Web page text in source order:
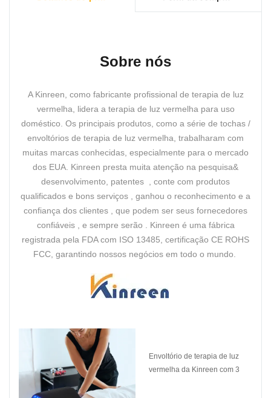
Sobre nós
A Kinreen, como fabricante profissional de terapia de luz
vermelha, lidera a terapia de luz vermelha para uso
doméstico. Os principais produtos, como a série de tochas /
envoltórios de terapia de luz vermelha, trabalharam com
muitas marcas conhecidas, especialmente para o mercado
dos EUA. Kinreen presta muita atenção na pesquisa&
desenvolvimento, patentes , conte com produtos
qualificados e bons serviços , ganhou o reconhecimento e a
confiança dos clientes , que podem ser seus fornecedores
confiáveis ​​, e sempre serão . Kinreen é uma fábrica
registrada pela FDA com ISO 13485, certificação CE ROHS
FCC, garantindo nossos negócios em todo o mundo.
Envoltório de terapia de luz
vermelha da Kinreen com 3